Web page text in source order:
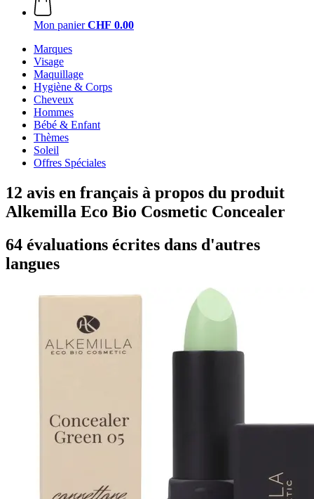
Mon panier CHF 0.00
Marques
Visage
Maquillage
Hygiène & Corps
Cheveux
Hommes
Bébé & Enfant
Thèmes
Soleil
Offres Spéciales
12 avis en français à propos du produit
Alkemilla Eco Bio Cosmetic Concealer
64 évaluations écrites dans d'autres
langues